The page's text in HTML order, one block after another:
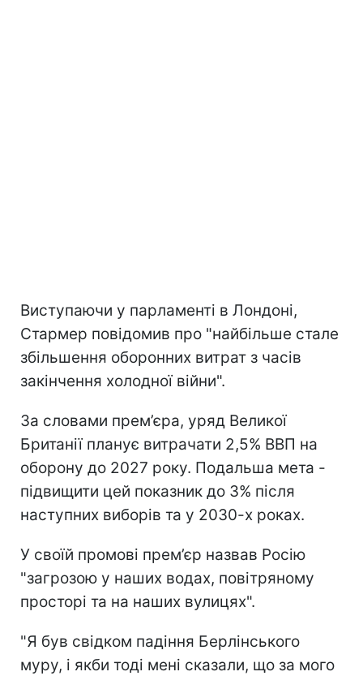
Виступаючи у парламенті в Лондоні,
Стармер повідомив про "найбільше стале
збільшення оборонних витрат з часів
закінчення холодної війни".
За словами прем’єра, уряд Великої
Британії планує витрачати 2,5% ВВП на
оборону до 2027 року. Подальша мета -
підвищити цей показник до 3% після
наступних виборів та у 2030-х роках.
У своїй промові прем’єр назвав Росію
"загрозою у наших водах, повітряному
просторі та на наших вулицях".
"Я був свідком падіння Берлінського
муру, і якби тоді мені сказали, що за мого